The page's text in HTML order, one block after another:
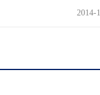
2014-